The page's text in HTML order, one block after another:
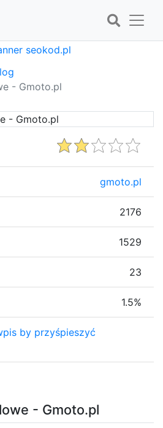
- Gmoto.pl
- Gmoto.pl
gmoto.pl
2176
1529
23
1.5%
by przyśpieszyć